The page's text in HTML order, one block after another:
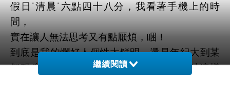
假日˙清晨˙六點四十八分，我看著手機上的時
間，
實在讓人無法思考又有點厭煩，睏！
到底是我的爛好人個性太鮮明，還是年紀大到某
個程度就會有白目的小女生自己覺得可以這樣
繼續閱讀